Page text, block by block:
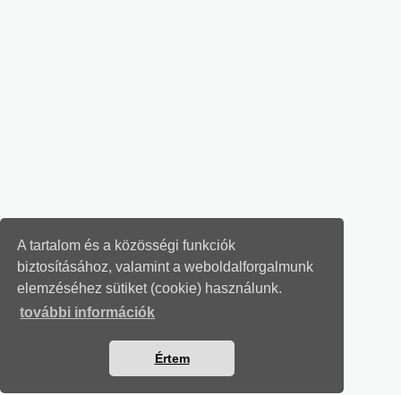
A tartalom és a közösségi funkciók
biztosításához, valamint a weboldalforgalmunk
elemzéséhez sütiket (cookie) használunk.
további információk
Értem